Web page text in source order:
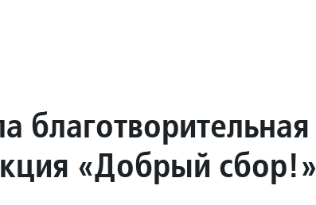
благотворительная
«Добрый сбор!»